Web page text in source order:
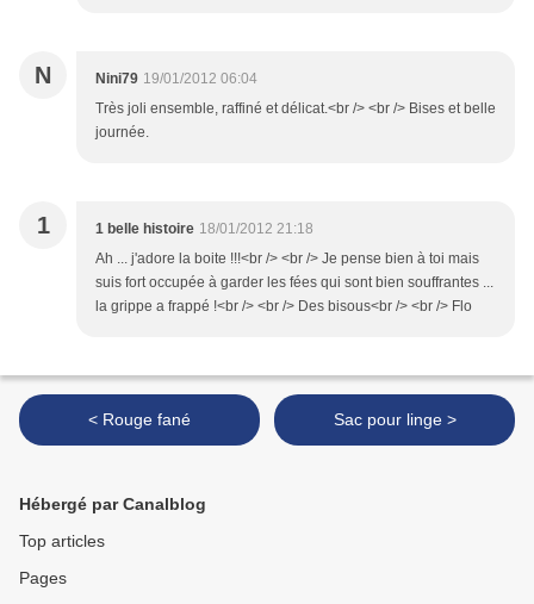
N Nini79 19/01/2012 06:04
Très joli ensemble, raffiné et délicat.<br /> <br /> Bises et belle
journée.
1 1 belle histoire 18/01/2012 21:18
Ah ... j'adore la boite !!!<br /> <br /> Je pense bien à toi mais
suis fort occupée à garder les fées qui sont bien souffrantes ...
la grippe a frappé !<br /> <br /> Des bisous<br /> <br /> Flo
< Rouge fané Sac pour linge >
Hébergé par Canalblog
Top articles
Pages